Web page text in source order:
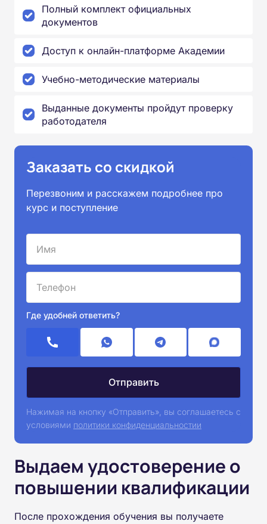
Полный комплект официальных
документов
Доступ к онлайн-платформе Академии
Учебно-методические материалы
Выданные документы пройдут проверку
работодателя
Заказать со скидкой
Перезвоним и расскажем подробнее про
курс и поступление
Где удобней ответить?
Нажимая на кнопку «Отправить», вы соглашаетесь с
условиями политики конфиденциальностии
Выдаем удостоверение о
повышении квалификации
После прохождения обучения вы получаете